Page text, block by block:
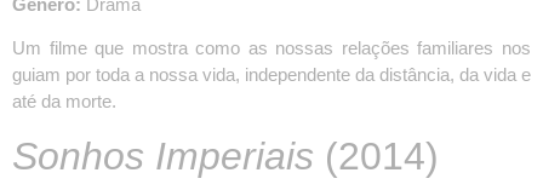
Gênero: Drama
Um filme que mostra como as nossas relações familiares nos
guiam por toda a nossa vida, independente da distância, da vida e
até da morte.
Sonhos Imperiais (2014)